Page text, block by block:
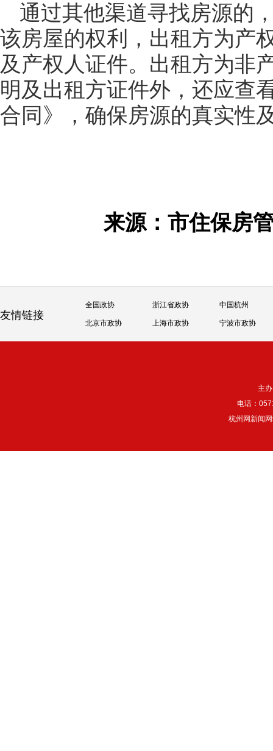
通过其他渠道寻找房源的
该房屋的权利，出租方为产
及产权人证件。出租方为非
明及出租方证件外，还应查
合同》，确保房源的真实性
来源：市住保
友情链接
全国政协 浙江省政协 中国杭州
北京市政协 上海市政协 宁波市政协
主
电话：
杭州网新闻